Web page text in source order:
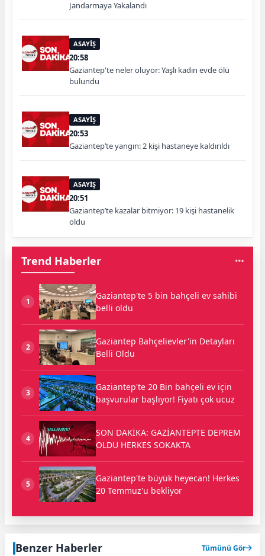
Jandarmaya Yakalandı
ASAYİŞ
20:58
Gaziantep'te neler oluyor: Yaşlı kadın evde ölü
bulundu
ASAYİŞ
20:53
Gaziantep’te yangın: 2 kişi hastaneye kaldırıldı
ASAYİŞ
20:51
Gaziantep’te kazalar bitmiyor: 19 kişi hastanelik
oldu
Trend Haberler
1
Gaziantep'te 5 bin bahçeli ev sahibi
belli oldu
2
Gaziantep Bahçelievler'in Detayları
Belli Oldu
3
Gaziantep'te 20 Bin bahçeli ev için
başvurular başlıyor! Fiyatı çok ucuz
4
SON DAKİKA: GAZİANTEPTE DEPREM
OLDU HERKES SOKAKTA
5
Gaziantep'te büyük heyecan! Herkes
20 Temmuz'u bekliyor
Benzer Haberler Tümünü Gör